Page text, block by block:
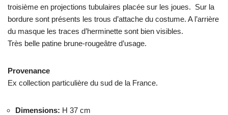
troisième en projections tubulaires placée sur les joues. Sur la
bordure sont présents les trous d’attache du costume. A l’arrière
du masque les traces d’herminette sont bien visibles.
Très belle patine brune-rougeâtre d’usage.
Provenance
Ex collection particulière du sud de la France.
Dimensions: H 37 cm